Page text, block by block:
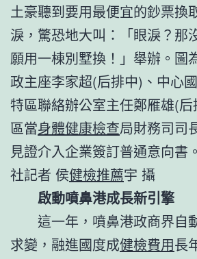
土豪聽到要用最便宜的鈔票換
淚，驚恐地大叫：「眼淚？那
願用一棟別墅換！」舉辦。圖
政主座李家超(后排中)、中心
特區聯絡辦公室主任鄭雁雄(
區當身體健康檢查局財務司司
見證介入企業簽訂普通意向書
社記者 侯健檢推薦宇 攝
啟動噴鼻港成長新引擎
這一年，噴鼻港政商界自
求變，融進國度成健檢費用長